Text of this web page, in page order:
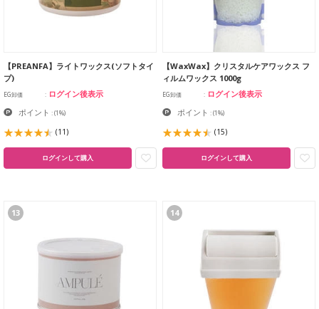
【PREANFA】ライトワックス(ソフトタイ
プ)
EG卸価 ログイン後表示
ポイント :(1%)
(11)
ログインして購入
【WaxWax】クリスタルケアワックス フ
ィルムワックス 1000g
EG卸価 ログイン後表示
ポイント :(1%)
(15)
ログインして購入
13 14